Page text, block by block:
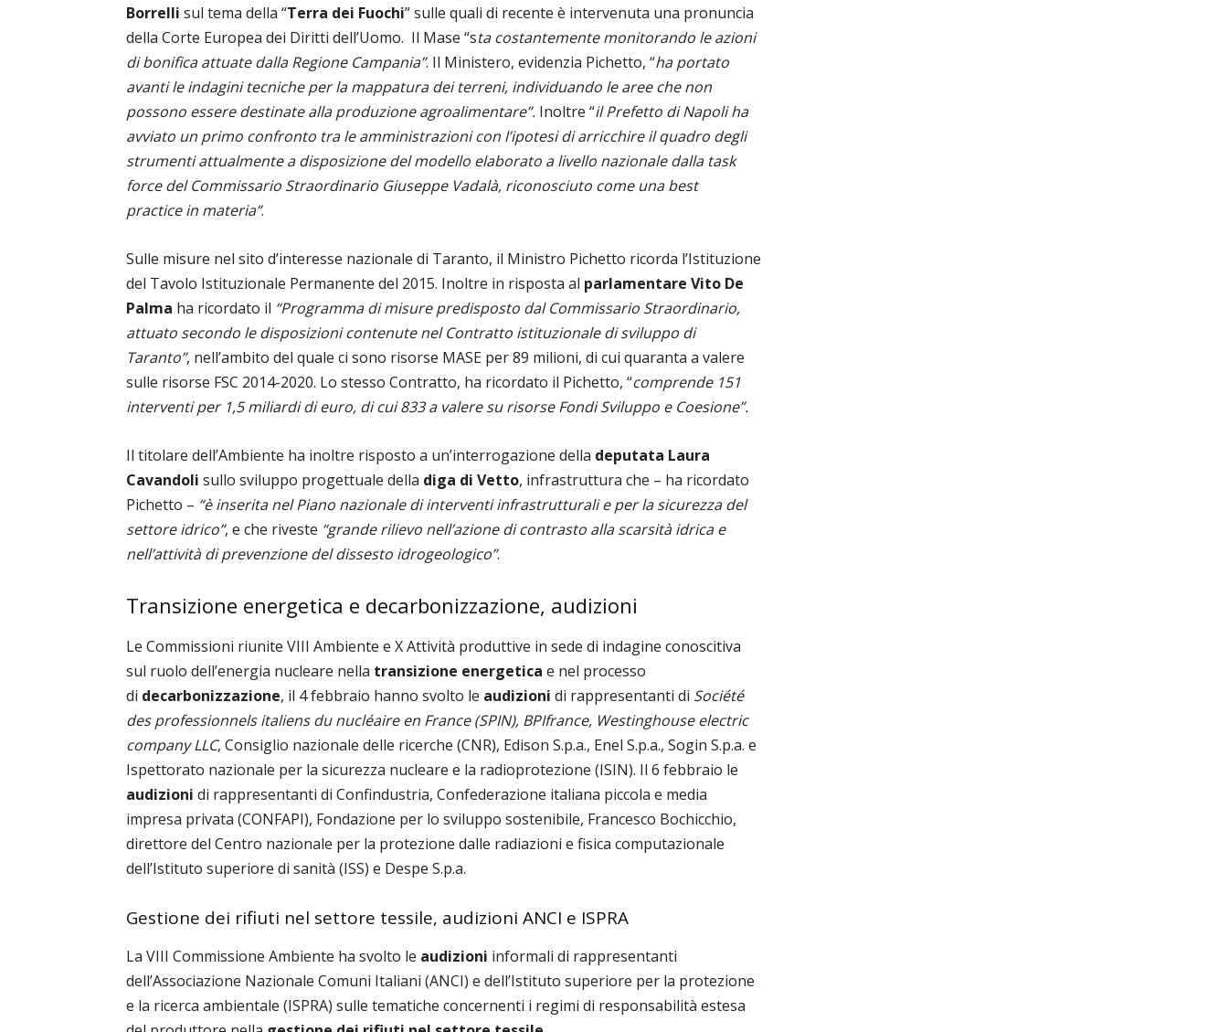
Borrelli sul tema della “Terra dei Fuochi” sulle quali di recente è intervenuta una pronuncia
della Corte Europea dei Diritti dell’Uomo. Il Mase “sta costantemente monitorando le azioni
di bonifica attuate dalla Regione Campania”. Il Ministero, evidenzia Pichetto, “ha portato
avanti le indagini tecniche per la mappatura dei terreni, individuando le aree che non
possono essere destinate alla produzione agroalimentare”. Inoltre “il Prefetto di Napoli ha
avviato un primo confronto tra le amministrazioni con l’ipotesi di arricchire il quadro degli
strumenti attualmente a disposizione del modello elaborato a livello nazionale dalla task
force del Commissario Straordinario Giuseppe Vadalà, riconosciuto come una best
practice in materia”.
Sulle misure nel sito d’interesse nazionale di Taranto, il Ministro Pichetto ricorda l’Istituzione
del Tavolo Istituzionale Permanente del 2015. Inoltre in risposta al parlamentare Vito De
Palma ha ricordato il “Programma di misure predisposto dal Commissario Straordinario,
attuato secondo le disposizioni contenute nel Contratto istituzionale di sviluppo di
Taranto”, nell’ambito del quale ci sono risorse MASE per 89 milioni, di cui quaranta a valere
sulle risorse FSC 2014-2020. Lo stesso Contratto, ha ricordato il Pichetto, “comprende 151
interventi per 1,5 miliardi di euro, di cui 833 a valere su risorse Fondi Sviluppo e Coesione”.
Il titolare dell’Ambiente ha inoltre risposto a un’interrogazione della deputata Laura
Cavandoli sullo sviluppo progettuale della diga di Vetto, infrastruttura che – ha ricordato
Pichetto – “è inserita nel Piano nazionale di interventi infrastrutturali e per la sicurezza del
settore idrico”, e che riveste “grande rilievo nell’azione di contrasto alla scarsità idrica e
nell’attività di prevenzione del dissesto idrogeologico”.
Transizione energetica e decarbonizzazione, audizioni
Le Commissioni riunite VIII Ambiente e X Attività produttive in sede di indagine conoscitiva
sul ruolo dell’energia nucleare nella transizione energetica e nel processo
di decarbonizzazione, il 4 febbraio hanno svolto le audizioni di rappresentanti di Société
des professionnels italiens du nucléaire en France (SPIN), BPIfrance, Westinghouse electric
company LLC, Consiglio nazionale delle ricerche (CNR), Edison S.p.a., Enel S.p.a., Sogin S.p.a. e
Ispettorato nazionale per la sicurezza nucleare e la radioprotezione (ISIN). Il 6 febbraio le
audizioni di rappresentanti di Confindustria, Confederazione italiana piccola e media
impresa privata (CONFAPI), Fondazione per lo sviluppo sostenibile, Francesco Bochicchio,
direttore del Centro nazionale per la protezione dalle radiazioni e fisica computazionale
dell’Istituto superiore di sanità (ISS) e Despe S.p.a.
Gestione dei rifiuti nel settore tessile, audizioni ANCI e ISPRA
La VIII Commissione Ambiente ha svolto le audizioni informali di rappresentanti
dell’Associazione Nazionale Comuni Italiani (ANCI) e dell’Istituto superiore per la protezione
e la ricerca ambientale (ISPRA) sulle tematiche concernenti i regimi di responsabilità estesa